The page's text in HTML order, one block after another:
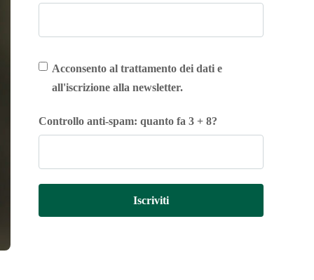
Acconsento al trattamento dei dati e
all'iscrizione alla newsletter.
Controllo anti-spam: quanto fa 3 + 8?
Iscriviti